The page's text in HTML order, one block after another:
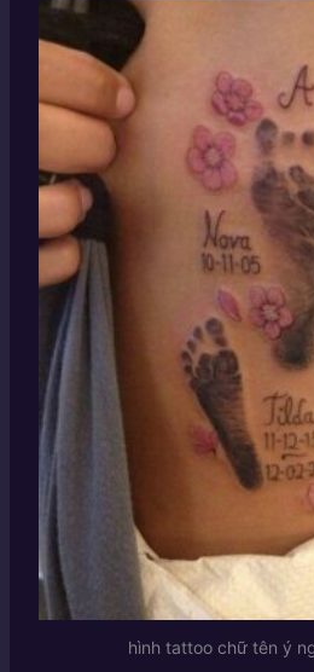
hình tattoo chữ tên ý